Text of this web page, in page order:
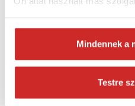
Mindennek a
Testre
IP55
IP-védettség típusa: IP55
Raktáron 1 db